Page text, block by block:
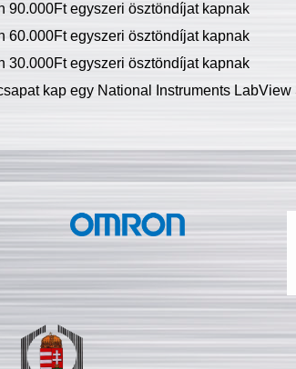
90.000Ft egyszeri ösztöndíjat kapnak
60.000Ft egyszeri ösztöndíjat kapnak
30.000Ft egyszeri ösztöndíjat kapnak
kap egy National Instruments